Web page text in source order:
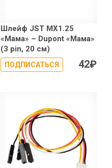
Шлейф JST MX1.25
«Мама» – Dupont «Мама»
(3 pin, 20 см)
ПОДПИСАТЬСЯ 42₽